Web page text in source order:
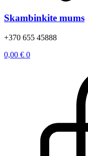
Skambinkite mums
+370 655 45888
0,00 € 0